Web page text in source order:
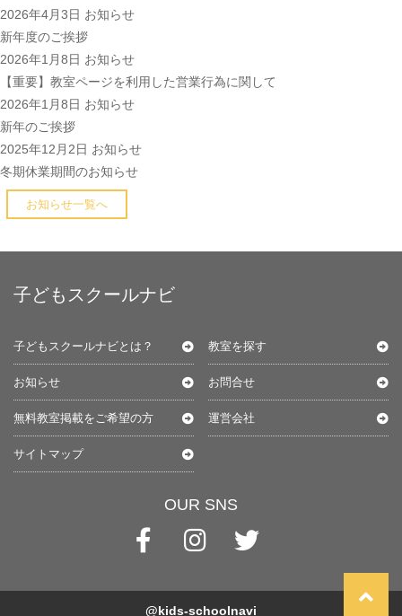
2026年4月3日 お知らせ
新年度のご挨拶
2026年1月8日 お知らせ
【重要】教室ページを利用した営業行為に関して
2026年1月8日 お知らせ
新年のご挨拶
2025年12月2日 お知らせ
冬期休業期間のお知らせ
お知らせ一覧へ
子どもスクールナビ
子どもスクールナビとは？ 教室を探す
お知らせ お問合せ
無料教室掲載をご希望の方 運営会社
サイトマップ
OUR SNS
@kids-schoolnavi